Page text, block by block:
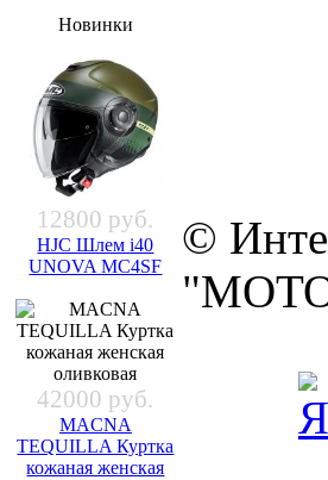
Новинки
12800 руб.
HJC Шлем i40
UNOVA MC4SF
42000 руб.
MACNA
TEQUILLA Куртка
кожаная женская
©